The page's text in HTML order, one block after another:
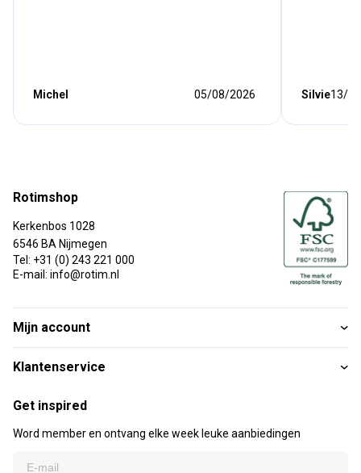
Michel 05/08/2026 Silvie13/
Rotimshop
Kerkenbos 1028
6546 BA Nijmegen
Tel: +31 (0) 243 221 000
E-mail: info@rotim.nl
Mijn account
Klantenservice
Get inspired
Word member en ontvang elke week leuke aanbiedingen